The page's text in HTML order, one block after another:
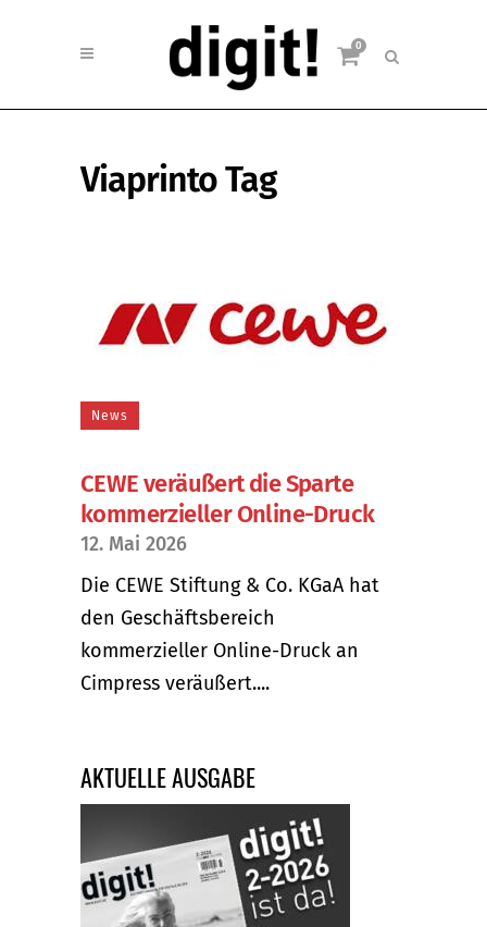
0
Viaprinto Tag
News
CEWE veräußert die Sparte
kommerzieller Online-Druck
12. Mai 2026
Die CEWE Stiftung & Co. KGaA hat
den Geschäftsbereich
kommerzieller Online-Druck an
Cimpress veräußert....
AKTUELLE AUSGABE